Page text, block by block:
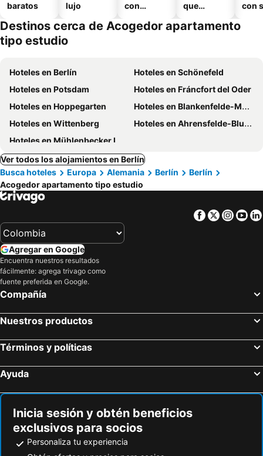
baratos
lujo
con
que
mascotas
con
Destinos cerca de Acogedor apartamento
tipo estudio
Hoteles en Berlín
Hoteles en Schönefeld
Hoteles en Potsdam
Hoteles en Fráncfort del Oder
Hoteles en Hoppegarten
Hoteles en Blankenfelde-Mahlow
Hoteles en Wittenberg
Hoteles en Ahrensfelde-Blumberg
Hoteles en Mühlenbecker Land
Ver todos los alojamientos en Berlín
Busca hoteles
Europa Alemania Berlín
Berlín
Acogedor apartamento tipo estudio
Facebook
Twitter
Agregar en Google
Encuentra nuestros resultados
fácilmente: agrega trivago como
fuente preferida en Google.
Compañía
Nuestros productos
Términos y políticas
Ayuda
Inicia sesión y obtén beneficios
exclusivos para socios
Personaliza tu experiencia